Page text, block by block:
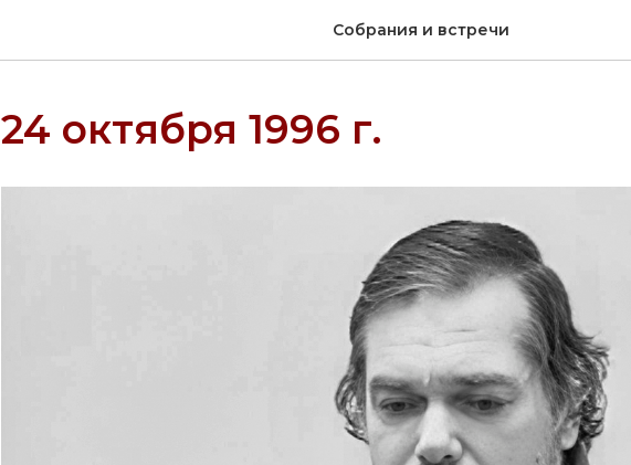
Собрания и встречи
24 октября 1996 г.